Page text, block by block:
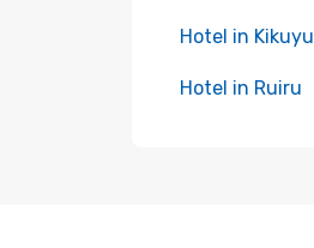
Hotel in Kikuyu
Hotel in Ruiru